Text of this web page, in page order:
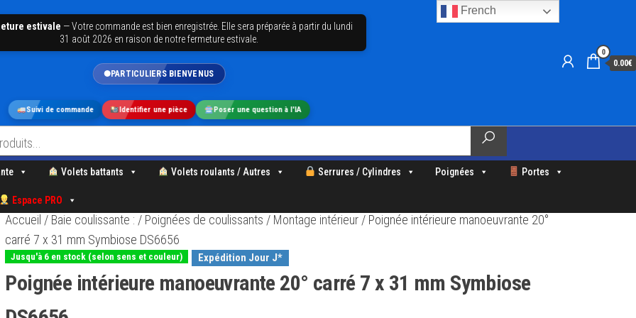
0
0.00€
Suivi de commande Identifier une pièce Poser une question à l'IA
estivale —Votre commande est bien enregistrée. Elle sera préparée à partir du lundi
31 août 2026 en raison de notre fermeture estivale.
Volets battants Volets roulants / Autres Serrures / Cylindres Poignées Portes
Espace PRO
Accueil / Baie coulissante : / Poignées de coulissants / Montage intérieur / Poignée intérieure manoeuvrante 20°
carré 7 x 31 mm Symbiose DS6656
Jusqu'à 6 en stock (selon sens et couleur) Expédition Jour J*
Poignée intérieure manoeuvrante 20° carré 7 x 31 mm Symbiose
French
PARTICULIERS BIENVENUS